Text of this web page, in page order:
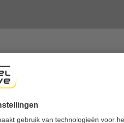
we would like to
that we currently only ship to